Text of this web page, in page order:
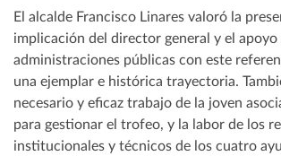
El alcalde Francisco Linares valoró la
implicación del director general y el apoyo
administraciones públicas con este
una ejemplar e histórica trayectoria.
necesario y eficaz trabajo de la joven
para gestionar el trofeo, y la labor de los
institucionales y técnicos de los cuatro